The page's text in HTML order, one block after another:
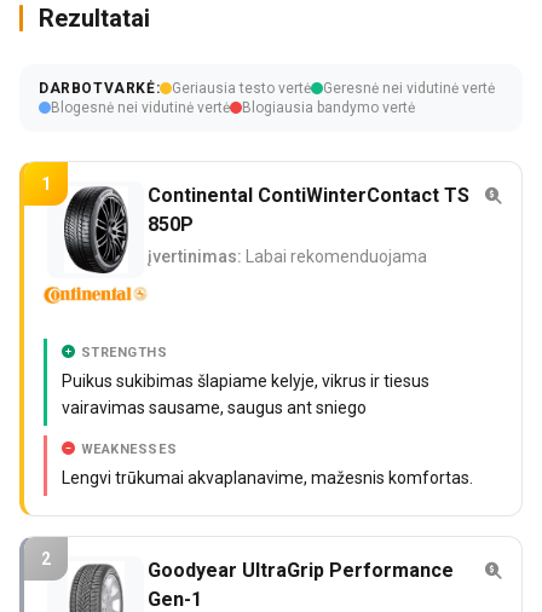
Rezultatai
DARBOTVARKĖ: Geriausia testo vertė
Geresnė nei vidutinė vertė
Blogesnė nei vidutinė vertė
Blogiausia bandymo vertė
1
Continental ContiWinterContact TS
850P
įvertinimas: Labai rekomenduojama
STRENGTHS
Puikus sukibimas šlapiame kelyje, vikrus ir tiesus
vairavimas sausame, saugus ant sniego
WEAKNESSES
Lengvi trūkumai akvaplanavime, mažesnis komfortas.
2
Goodyear UltraGrip Performance
Gen-1